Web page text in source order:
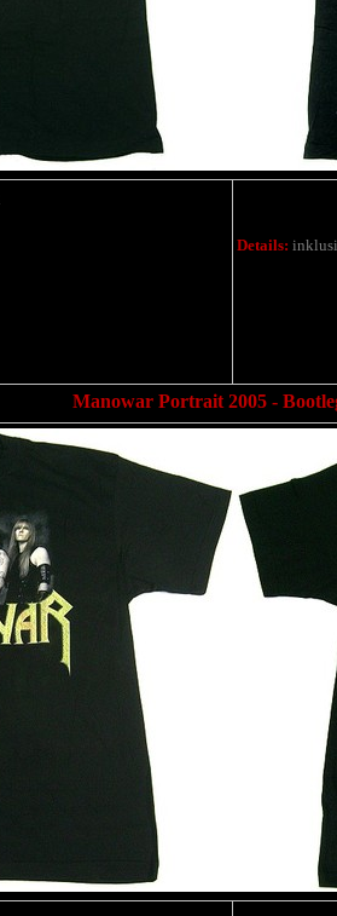
Details:
Manowar Portrait 2005 -